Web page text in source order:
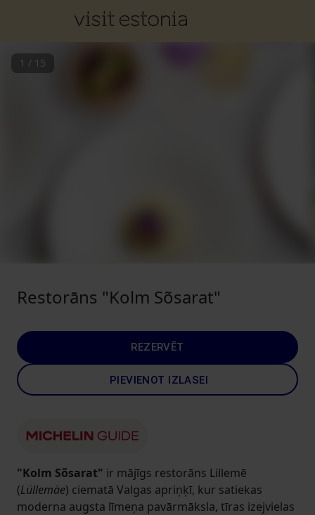
1 / 15
Restorāns "Kolm Sõsarat"
REZERVĒT
PIEVIENOT IZLASEI
"Kolm Sõsarat" ir mājīgs restorāns Lillemē
(Lüllemäe) ciematā Valgas apriņķī, kur satiekas
moderna augsta līmeņa pavārmāksla, tīras izejvielas